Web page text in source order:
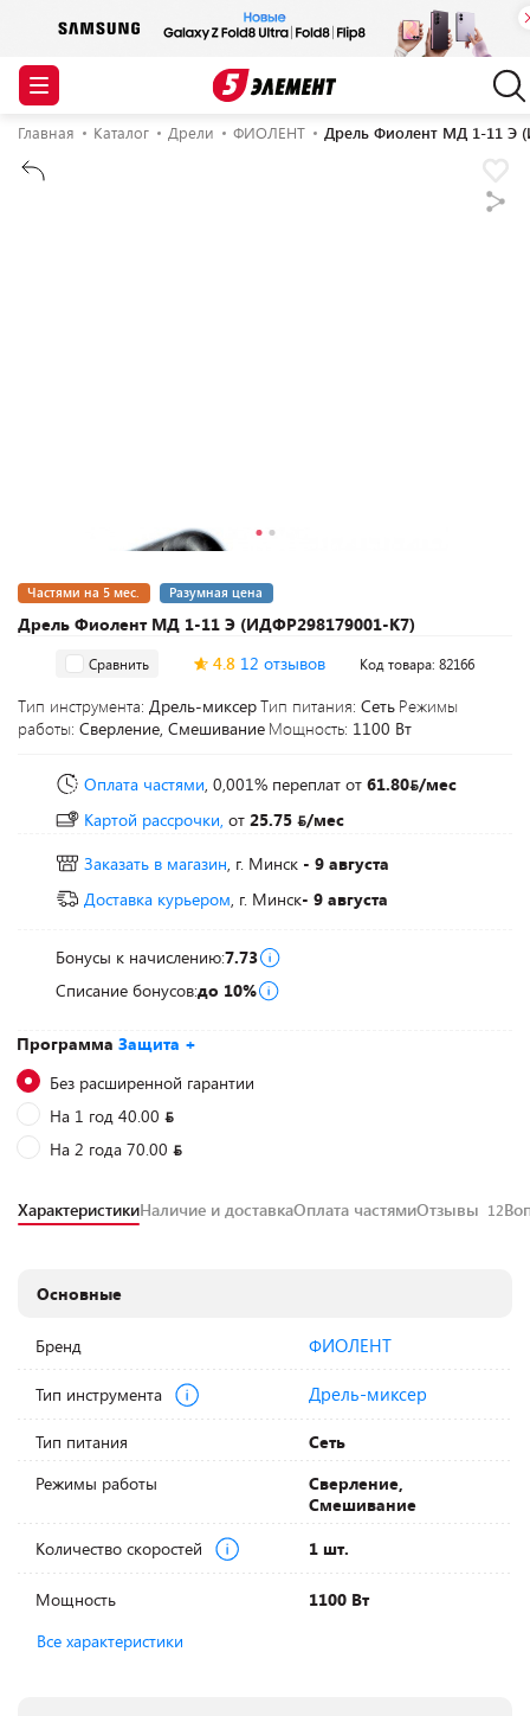
Главная Каталог Дрели ФИОЛЕНТ Дрель Фиолент МД 1-11 Э
Дрель Фиолент МД 1-11 Э (ИДФР298179001-К7)
Частями на 5 мес. Разумная цена
Программа Защита +
Без расширенной гарантии
На 1 год 40.00
На 2 года 70.00
Сравнить 4.8 12 отзывов Код товара: 82166
Тип инструмента: Дрель-миксерТип питания: Сеть Режимы
работы: Сверление, Смешивание Мощность: 1100 Вт
Оплата частями, 0,001% переплат от 61.80 /мес
Картой рассрочки, от 25.75
/мес
Заказать в магазин, г. Минск - 9 августа
Доставка курьером, г. Минск- 9 августа
Бонусы к начислению:7.73
Списание бонусов:до 10%
ХарактеристикиНаличие и доставкаОплата частямиОтзывы 12
Основные
Бренд ФИОЛЕНТ
Тип инструмента Дрель-миксер
Тип питания
Сеть
Режимы работы
Сверление,
Смешивание
Количество скоростей
1 шт.
Мощность
1100 Вт
Все характеристики